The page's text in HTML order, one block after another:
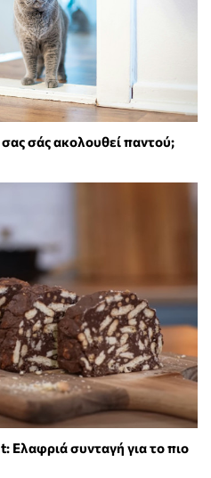
σας σάς ακολουθεί παντού;
Ελαφριά συνταγή για το πιο